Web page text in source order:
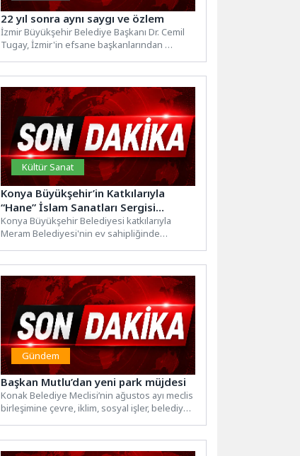
22 yıl sonra aynı saygı ve özlem
İzmir Büyükşehir Belediye Başkanı Dr. Cemil
Tugay, İzmir'in efsane başkanlarından
Kültür Sanat
Konya Büyükşehir’in Katkılarıyla
“Hane” İslam Sanatları Sergisi
Tantavi Kültür Sanat Merkezi’nde
Açıldı
Konya Büyükşehir Belediyesi katkılarıyla
Meram Belediyesi'nin ev sahipliğinde
Gündem
Başkan Mutlu’dan yeni park müjdesi
Konak Belediye Meclisi’nin ağustos ayı meclis
birleşimine çevre, iklim, sosyal işler, belediye